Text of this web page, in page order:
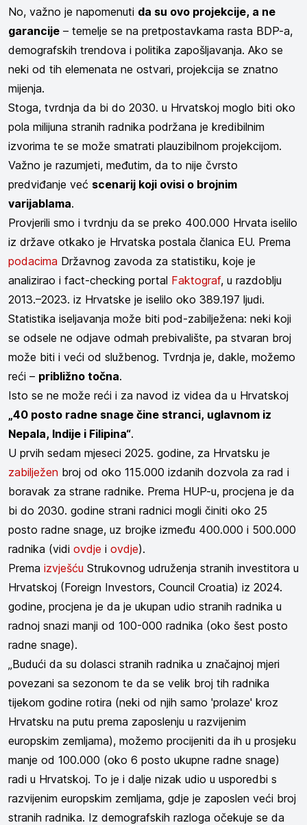
No, važno je napomenuti da su ovo projekcije, a ne
garancije – temelje se na pretpostavkama rasta BDP-a,
demografskih trendova i politika zapošljavanja. Ako se
neki od tih elemenata ne ostvari, projekcija se znatno
mijenja.
Stoga, tvrdnja da bi do 2030. u Hrvatskoj moglo biti oko
pola milijuna stranih radnika podržana je kredibilnim
izvorima te se može smatrati plauzibilnom projekcijom.
Važno je razumjeti, međutim, da to nije čvrsto
predviđanje već scenarij koji ovisi o brojnim
varijablama.
Provjerili smo i tvrdnju da se preko 400.000 Hrvata iselilo
iz države otkako je Hrvatska postala članica EU. Prema
podacima Državnog zavoda za statistiku, koje je
analizirao i fact-checking portal Faktograf, u razdoblju
2013.–2023. iz Hrvatske je iselilo oko 389.197 ljudi.
Statistika iseljavanja može biti pod-zabilježena: neki koji
se odsele ne odjave odmah prebivalište, pa stvaran broj
može biti i veći od službenog. Tvrdnja je, dakle, možemo
reći – približno točna.
Isto se ne može reći i za navod iz videa da u Hrvatskoj
„40 posto radne snage čine stranci, uglavnom iz
Nepala, Indije i Filipina“.
U prvih sedam mjeseci 2025. godine, za Hrvatsku je
zabilježen broj od oko 115.000 izdanih dozvola za rad i
boravak za strane radnike. Prema HUP-u, procjena je da
bi do 2030. godine strani radnici mogli činiti oko 25
posto radne snage, uz brojke između 400.000 i 500.000
radnika (vidi ovdje i ovdje).
Prema izvješću Strukovnog udruženja stranih investitora u
Hrvatskoj (Foreign Investors, Council Croatia) iz 2024.
godine, procjena je da je ukupan udio stranih radnika u
radnoj snazi manji od 100-000 radnika (oko šest posto
radne snage).
„Budući da su dolasci stranih radnika u značajnoj mjeri
povezani sa sezonom te da se velik broj tih radnika
tijekom godine rotira (neki od njih samo 'prolaze' kroz
Hrvatsku na putu prema zaposlenju u razvijenim
europskim zemljama), možemo procijeniti da ih u prosjeku
manje od 100.000 (oko 6 posto ukupne radne snage)
radi u Hrvatskoj. To je i dalje nizak udio u usporedbi s
razvijenim europskim zemljama, gdje je zaposlen veći broj
stranih radnika. Iz demografskih razloga očekuje se da